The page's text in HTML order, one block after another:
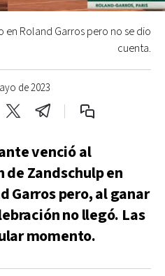
de 2023
Roland Garros pero no se dio
cuenta.
venció al
de Zandschulp en
Garros pero, al ganar
no llegó. Las
momento.